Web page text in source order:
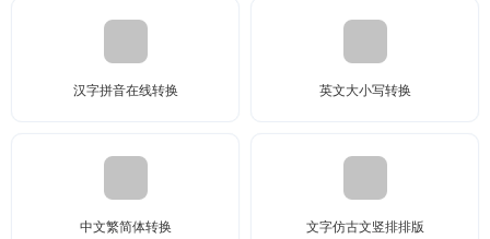
汉字拼音在线转换 英文大小写转换
中文繁简体转换 文字仿古文竖排排版